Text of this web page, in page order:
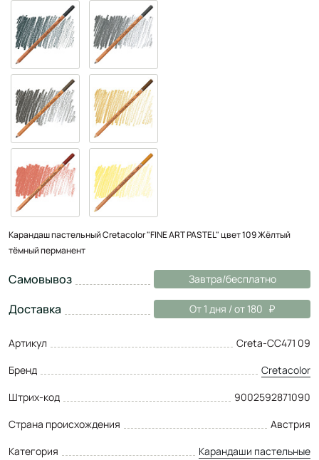
Карандаш пастельный Cretacolor "FINE ART PASTEL" цвет 109 Жёлтый
тёмный перманент
Самовывоз Завтра/бесплатно
Доставка От 1 дня / от 180
Артикул
Creta-CC471 09
Бренд
Cretacolor
Штрих-код
9002592871090
Страна происхождения
Австрия
Категория
Карандаши пастельные